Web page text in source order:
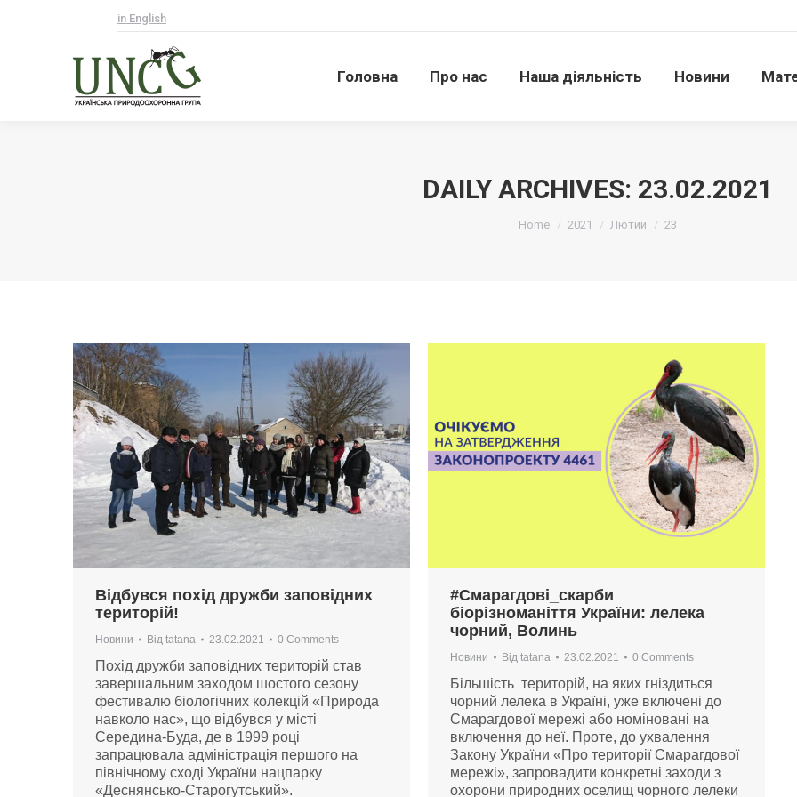
in English
Головна Про нас Наша діяльність Новини
DAILY ARCHIVES: 23.02.2021
Home 2021 Лютий 23
Відбувся похід дружби заповідних
територій!
Новини Від tatana 23.02.2021 0 Comments
Похід дружби заповідних територій став
завершальним заходом шостого сезону
фестивалю біологічних колекцій «Природа
навколо нас», що відбувся у місті
Середина-Буда, де в 1999 році
запрацювала адміністрація першого на
північному сході України нацпарку
«Деснянсько-Старогутський».
#Смарагдові_скарби
біорізноманіття України: лелека
чорний, Волинь
Новини Від tatana 23.02.2021 0 Comments
Більшість територій, на яких гніздиться
чорний лелека в Україні, уже включені до
Смарагдової мережі або номіновані на
включення до неї. Проте, до ухвалення
Закону України «Про території Смарагдової
мережі», запровадити конкретні заходи з
охорони природних оселищ чорного лелеки
Головна Про нас Наша діяльність Новини